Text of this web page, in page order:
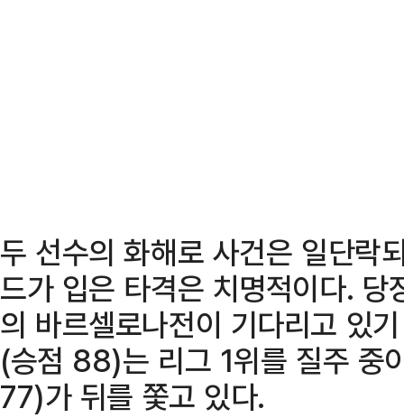
두 선수의 화해로 사건은 일단락
드가 입은 타격은 치명적이다.
의 바르셀로나전이 기다리고 있
(승점 88)는 리그 1위를 질주 중
77)가 뒤를 쫓고 있다.